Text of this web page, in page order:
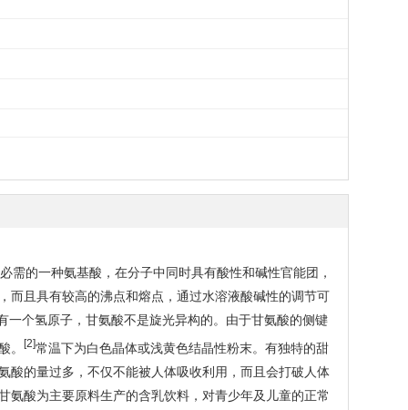
的一种氨基酸，在分子中同时具有酸性和碱性官能团，
而且具有较高的沸点和熔点，通过水溶液酸碱性的调节可
个氢原子，甘氨酸不是旋光异构的。由于甘氨酸的侧键
。
[2]常温下为白色晶体或浅黄色结晶性粉末。有独特的甜
酸的量过多，不仅不能被人体吸收利用，而且会打破人体
酸为主要原料生产的含乳饮料，对青少年及儿童的正常